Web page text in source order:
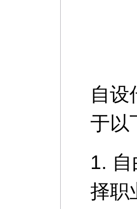
自设
于以
1.
择职